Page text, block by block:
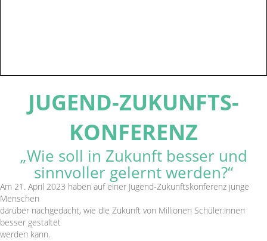
JUGEND-ZUKUNFTS­
KONFERENZ
„Wie soll in Zukunft besser und
sinnvoller gelernt werden?“
Am 21. April 2023 haben auf einer Jugend-Zukunftskonferenz junge
Menschen
darüber nachgedacht, wie die Zukunft von Millionen Schüler:innen
besser gestaltet
werden kann.